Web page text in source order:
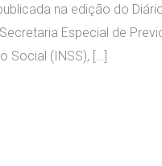
na edição do
Especial de
Social (INSS), […]